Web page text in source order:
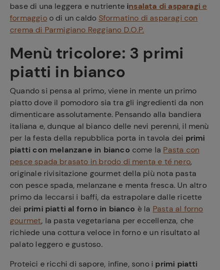
base di una leggera e nutrienteinsalata di asparagie
formaggioo di un caldo Sformatino di asparagi con
crema di Parmigiano Reggiano D.O.P.
Menù tricolore: 3 primi
piatti in bianco
Quando si pensa al primo, viene in mente un primo
piatto dove il pomodoro sia tra gli ingredienti da non
dimenticare assolutamente. Pensando alla bandiera
italiana e, dunque al bianco delle nevi perenni, il menù
per la festa della repubblica porta in tavola dei primi
piatti con melanzane in bianco come la Pasta con
pesce spada brasato in brodo di menta e té nero,
originale rivisitazione gourmet della più nota pasta
con pesce spada, melanzane e menta fresca. Un altro
primo da leccarsi i baffi, da estrapolare dalle ricette
dei primi piatti al forno in bianco è la Pasta al forno
gourmet, la pasta vegetariana per eccellenza, che
richiede una cottura veloce in forno e un risultato al
palato leggero e gustoso.
Proteici e ricchi di sapore, infine, sono i primi piatti